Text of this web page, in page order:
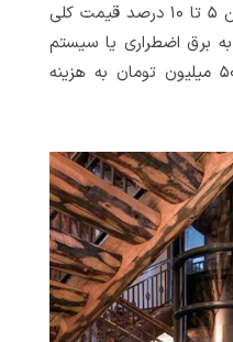
هزینه نصب و مونتاژ معمولاً بین ۵ تا ۱۰ درصد قیمت کلی
برق اضطراری یا سیستم
UPS، باید مبلغی بین ۲۰ تا ۵۰ میلیون تومان به هزینه